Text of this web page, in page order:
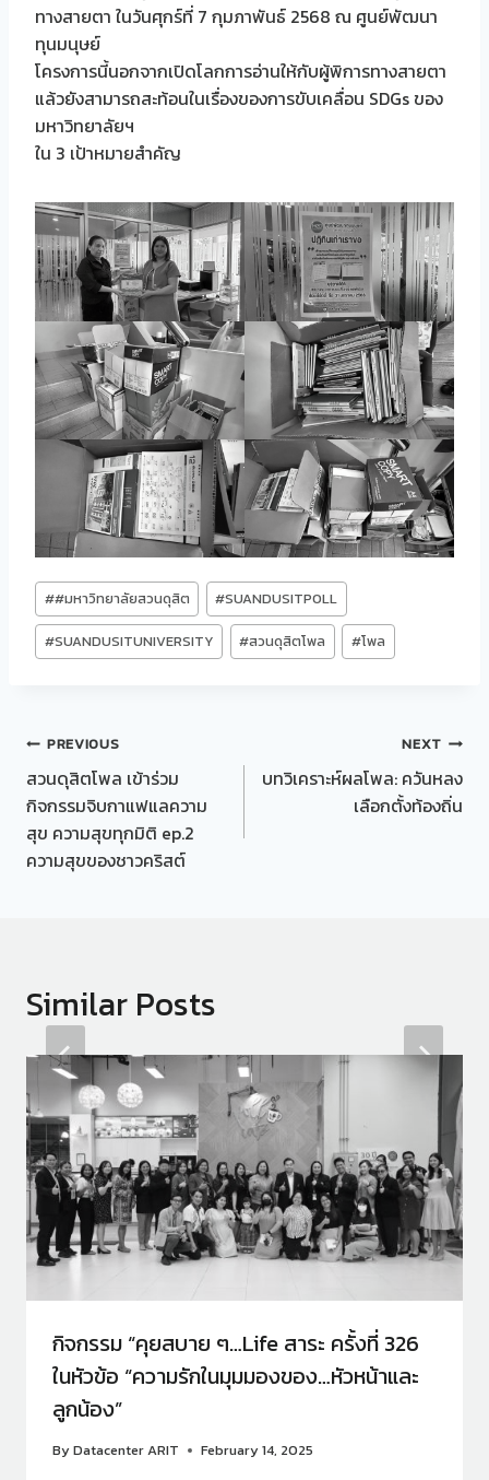
ทางสายตา ในวันศุกร์ที่ 7 กุมภาพันธ์ 2568 ณ ศูนย์พัฒนา
ทุนมนุษย์
โครงการนี้นอกจากเปิดโลกการอ่านให้กับผู้พิการทางสายตา
แล้วยังสามารถสะท้อนในเรื่องของการขับเคลื่อน SDGs ของ
มหาวิทยาลัยฯ
ใน 3 เป้าหมายสำคัญ
Post
Tags:
##มหาวิทยาลัยสวนดุสิต #SUANDUSITPOLL
#SUANDUSITUNIVERSITY #สวนดุสิตโพล #โพล
Post
navigation
PREVIOUS
สวนดุสิตโพล เข้าร่วม
กิจกรรมจิบกาแฟแลความ
สุข ความสุขทุกมิติ ep.2
ความสุขของชาวคริสต์
NEXT
บทวิเคราะห์ผลโพล: ควันหลง
เลือกตั้งท้องถิ่น
Similar Posts
กิจกรรม “คุยสบาย ๆ…Life สาระ ครั้งที่ 326
ในหัวข้อ “ความรักในมุมมองของ…หัวหน้าและ
ลูกน้อง”
ByDatacenter ARIT February 14, 2025